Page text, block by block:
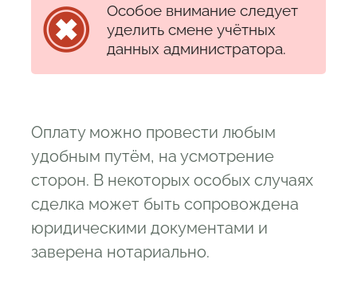
Особое внимание следует
уделить смене учётных
данных администратора.
Оплату можно провести любым
удобным путём, на усмотрение
сторон. В некоторых особых случаях
сделка может быть сопровождена
юридическими документами и
заверена нотариально.